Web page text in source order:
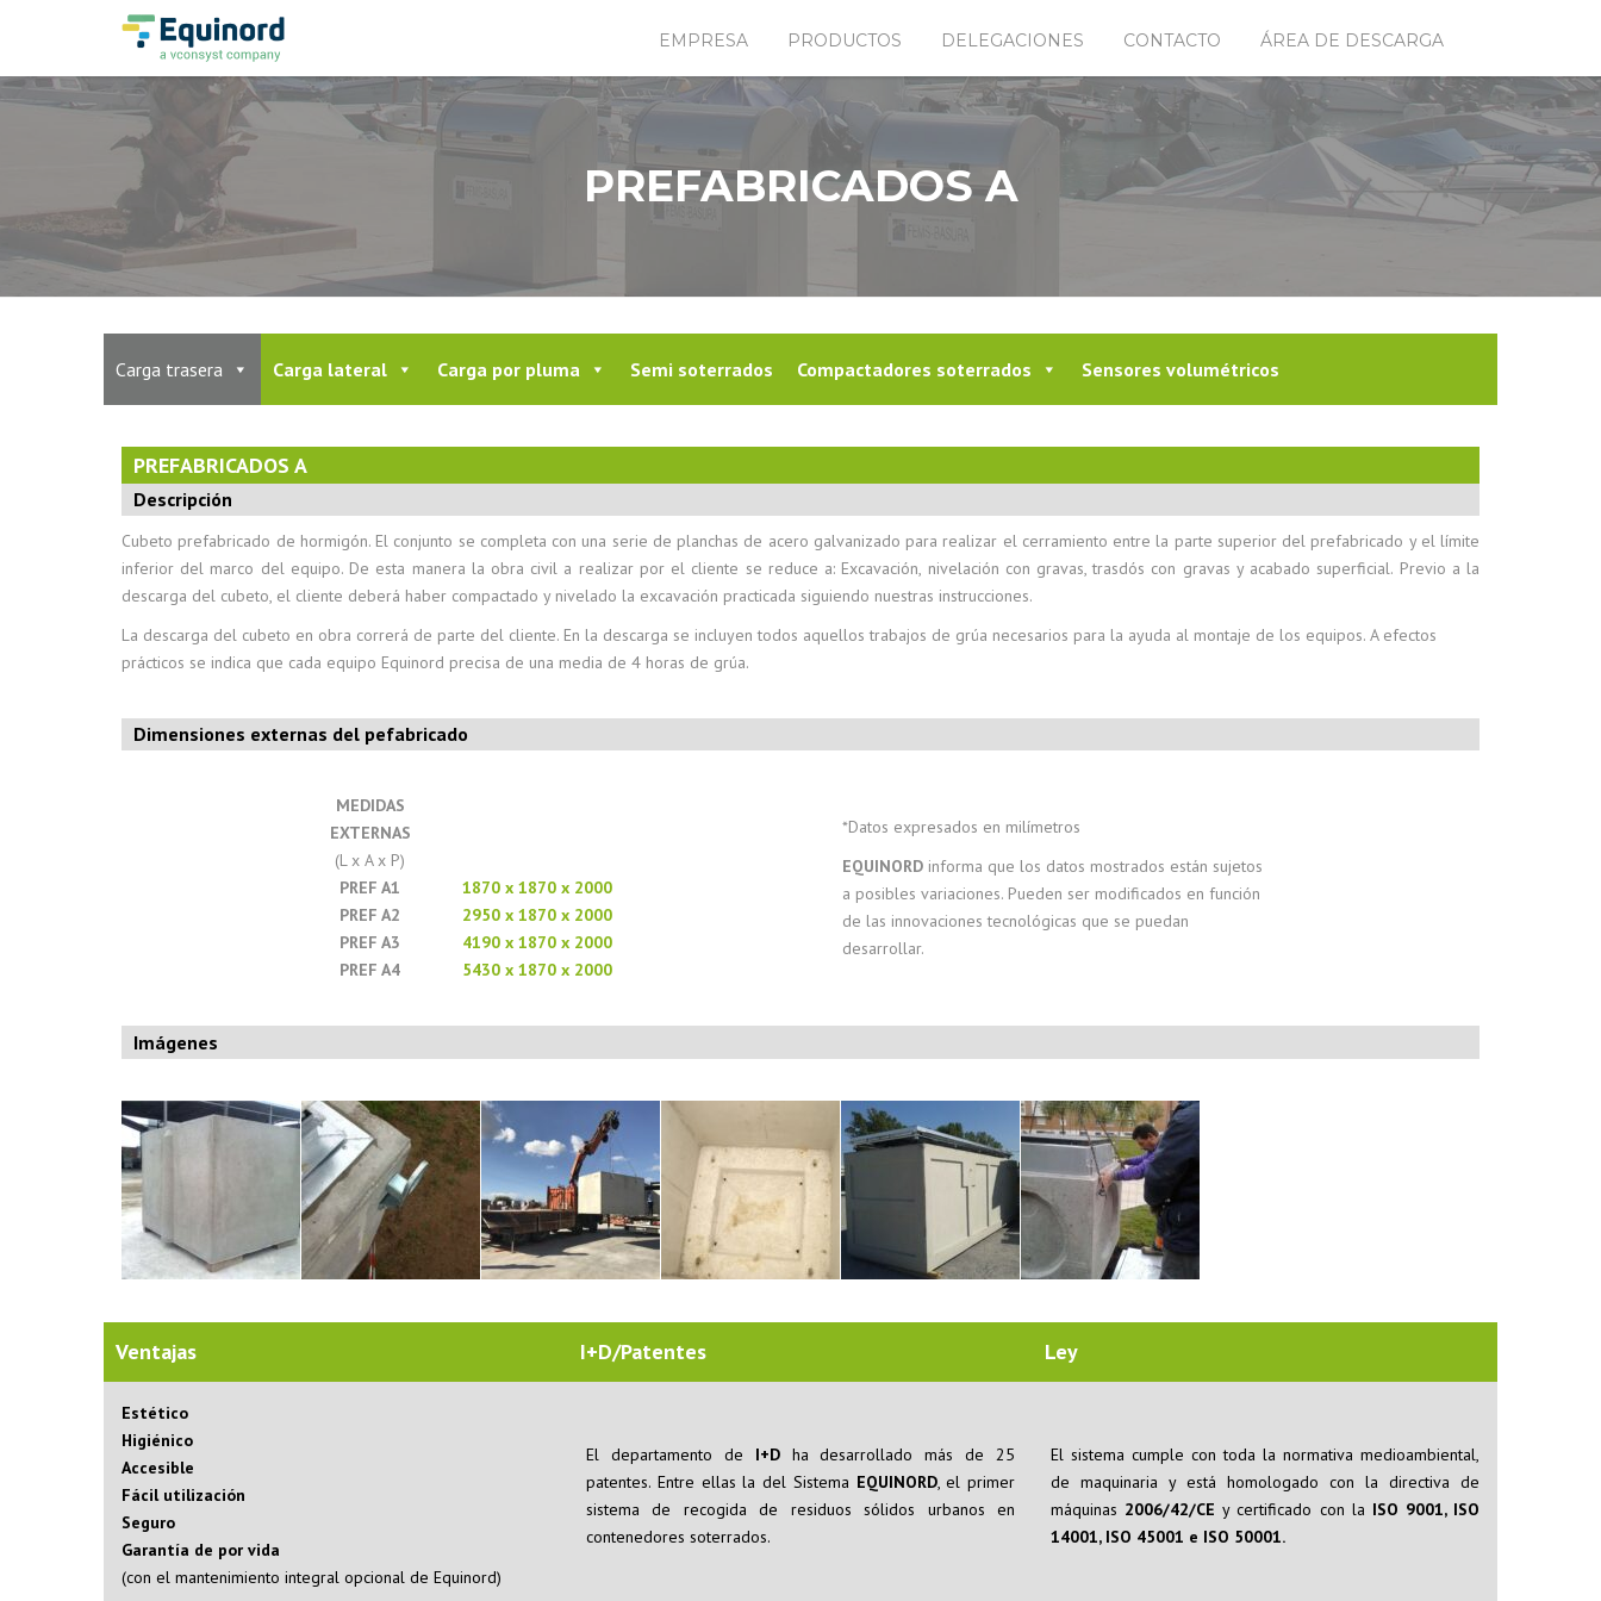
EMPRESA PRODUCTOS DELEGACIONES CONTACTO ÁREA DE DESCARGA
PREFABRICADOS A
Carga trasera Carga lateral Carga por pluma Semi soterrados Compactadores soterrados Sensores volumétricos
PREFABRICADOS A
Descripción
Cubeto prefabricado de hormigón. El conjunto se completa con una serie de planchas de acero galvanizado para realizar el cerramiento entre la parte superior del prefabricado y el límite
inferior del marco del equipo. De esta manera la obra civil a realizar por el cliente se reduce a: Excavación, nivelación con gravas, trasdós con gravas y acabado superficial. Previo a la
descarga del cubeto, el cliente deberá haber compactado y nivelado la excavación practicada siguiendo nuestras instrucciones.
La descarga del cubeto en obra correrá de parte del cliente. En la descarga se incluyen todos aquellos trabajos de grúa necesarios para la ayuda al montaje de los equipos. A efectos
prácticos se indica que cada equipo Equinord precisa de una media de 4 horas de grúa.
Dimensiones externas del pefabricado
MEDIDAS
EXTERNAS
(L x A x P)
PREF A1
1870 x 1870 x 2000
PREF A2
2950 x 1870 x 2000
PREF A3
4190 x 1870 x 2000
PREF A4
5430 x 1870 x 2000
*Datos expresados en milímetros
EQUINORD informa que los datos mostrados están sujetos
a posibles variaciones. Pueden ser modificados en función
de las innovaciones tecnológicas que se puedan
desarrollar.
Imágenes
Ventajas
Estético
Higiénico
Accesible
Fácil utilización
Seguro
Garantía de por vida
(con el mantenimiento integral opcional de Equinord)
I+D/Patentes
El departamento de I+Dha desarrollado más de 25
patentes. Entre ellas la del Sistema EQUINORD, el primer
sistema de recogida de residuos sólidos urbanos en
contenedores soterrados.
Ley
El sistema cumple con toda la normativa medioambiental,
de maquinaria y está homologado con la directiva de
máquinas 2006/42/CE y certificado con la ISO 9001, ISO
14001, ISO 45001 e ISO 50001.